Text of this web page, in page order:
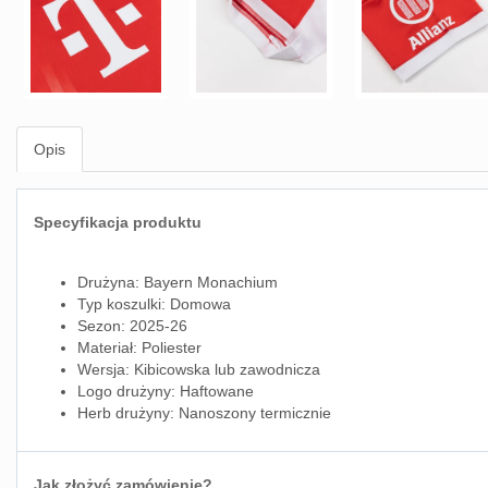
Opis
Specyfikacja produktu
Drużyna: Bayern Monachium
Typ koszulki: Domowa
Sezon: 2025-26
Materiał: Poliester
Wersja: Kibicowska lub zawodnicza
Logo drużyny: Haftowane
Herb drużyny: Nanoszony termicznie